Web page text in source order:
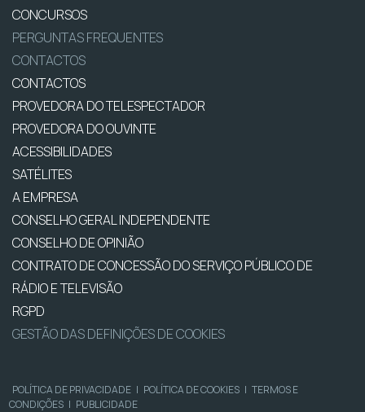
CONCURSOS
PERGUNTAS FREQUENTES
CONTACTOS
CONTACTOS
PROVEDORA DO TELESPECTADOR
PROVEDORA DO OUVINTE
ACESSIBILIDADES
SATÉLITES
A EMPRESA
CONSELHO GERAL INDEPENDENTE
CONSELHO DE OPINIÃO
CONTRATO DE CONCESSÃO DO SERVIÇO PÚBLICO DE
RÁDIO E TELEVISÃO
RGPD
GESTÃO DAS DEFINIÇÕES DE COOKIES
POLÍTICA DE PRIVACIDADE | POLÍTICA DE COOKIES | TERMOS E
CONDIÇÕES | PUBLICIDADE